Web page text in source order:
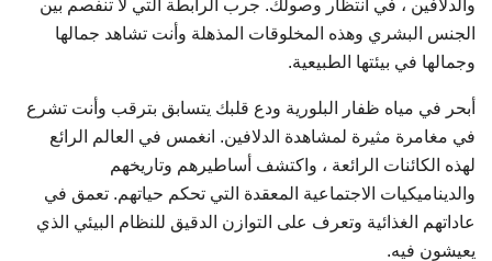
والدلافين ، في انتظار وصولك. جرب الرابطة التي لا تنفصم بين
الجنس البشري وهذه المخلوقات المذهلة وأنت تشاهد جمالها
وجمالها في بيئتها الطبيعية.
أبحر في مياه ظفار البلورية ودع قلبك يتسابق بترقب وأنت تشرع
في مغامرة مثيرة لمشاهدة الدلافين. انغمس في العالم الرائع
لهذه الكائنات الرائعة ، واكتشف أساطيرهم وتاريخهم
والديناميكيات الاجتماعية المعقدة التي تحكم حياتهم. تعمق في
عاداتهم الغذائية وتعرف على التوازن الدقيق للنظام البيئي الذي
يعيشون فيه.